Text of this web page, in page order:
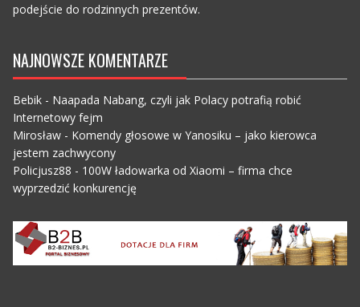
podejście do rodzinnych prezentów.
NAJNOWSZE KOMENTARZE
Bebik- Naapada Nabang, czyli jak Polacy potrafią robić
Internetowy fejm
Mirosław- Komendy głosowe w Yanosiku – jako kierowca
jestem zachwycony
Policjusz88 - 100W ładowarka od Xiaomi – firma chce
wyprzedzić konkurencję